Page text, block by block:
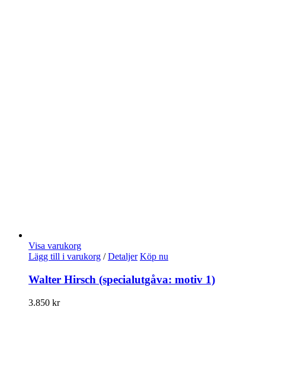
Visa varukorg
Lägg till i varukorg / Detaljer Köp nu
Walter Hirsch (specialutgåva: motiv 1)
3.850 kr